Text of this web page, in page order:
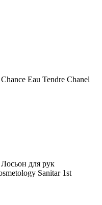
Chance Eau Tendre Chanel
Лосьон для рук
Sanitar 1st